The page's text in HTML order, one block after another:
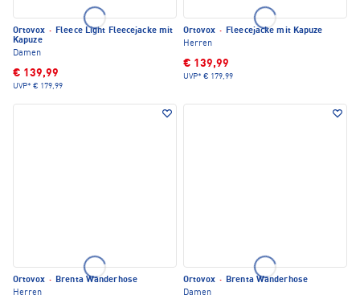
Ortovox · Fleece Light Fleecejacke mit
Kapuze
Damen
€ 139,99
UVP* € 179,99
Ortovox · Fleecejacke mit Kapuze
Herren
€ 139,99
UVP* € 179,99
Ortovox · Brenta Wanderhose
Herren
Ortovox · Brenta Wanderhose
Damen